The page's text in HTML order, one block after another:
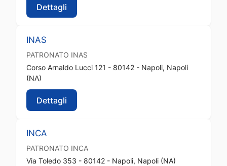
Dettagli
INAS
PATRONATO INAS
Corso Arnaldo Lucci 121 - 80142 - Napoli, Napoli
(NA)
Dettagli
INCA
PATRONATO INCA
Via Toledo 353 - 80142 - Napoli, Napoli (NA)